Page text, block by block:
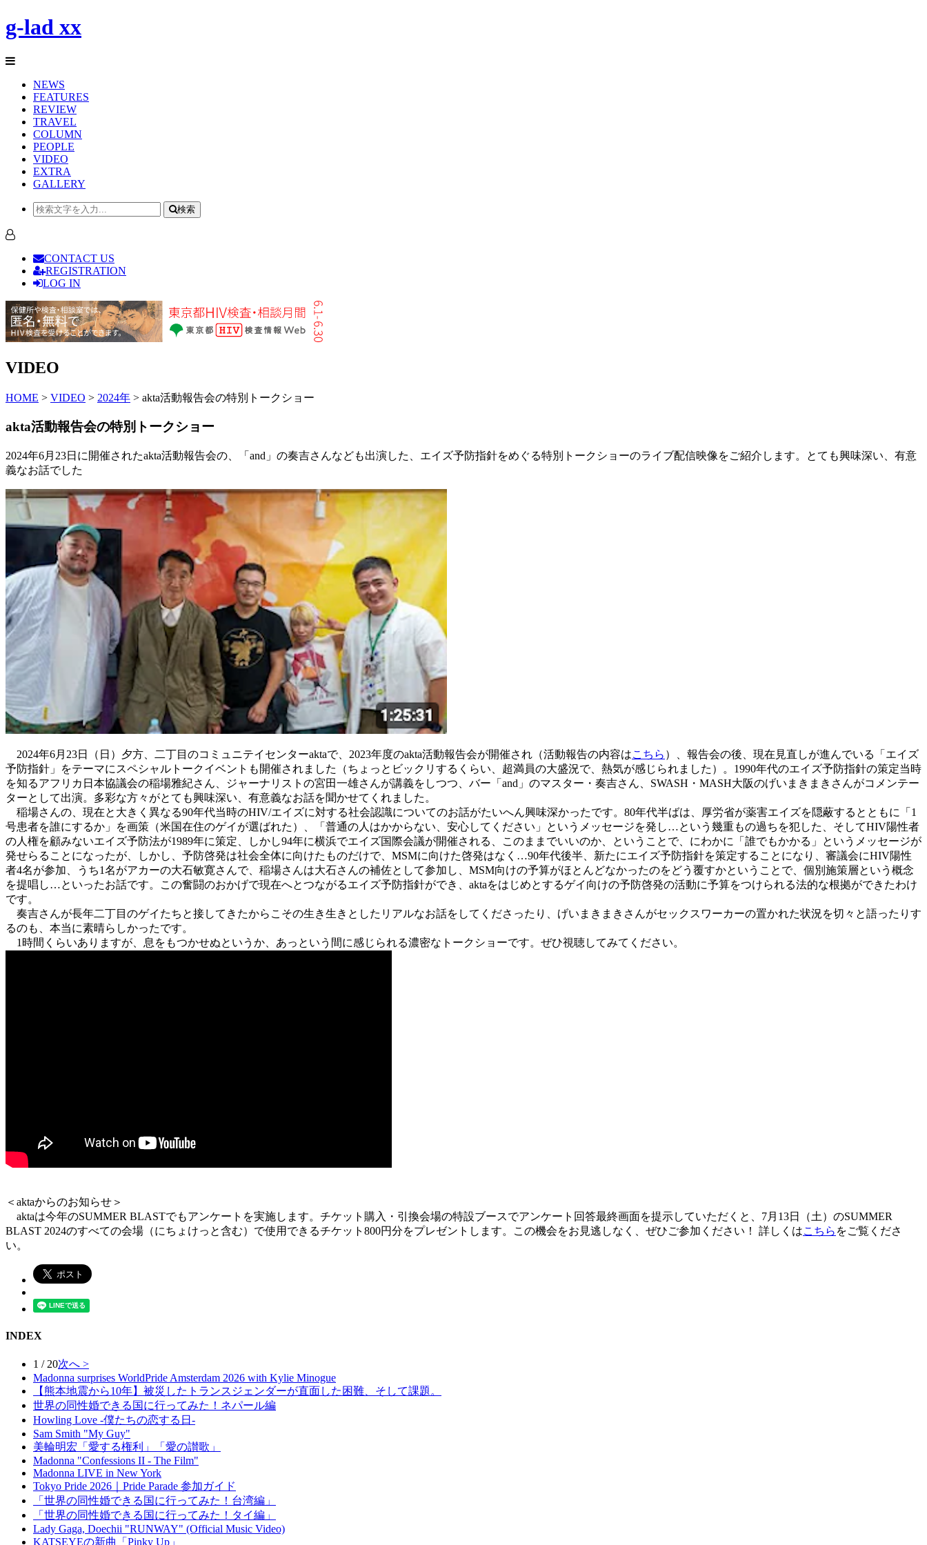
g-lad xx
NEWS
FEATURES
REVIEW
TRAVEL
COLUMN
PEOPLE
VIDEO
EXTRA
GALLERY
検索
CONTACT US
REGISTRATION
LOG IN
VIDEO
HOME > VIDEO > 2024年 > akta活動報告会の特別トークショー
akta活動報告会の特別トークショー
2024年6月23日に開催されたakta活動報告会の、「and」の奏吉さんなども出演した、エイズ予防指針をめぐる特別トークショーのライブ配信映像をご紹介します。とても興味深い、有意
義なお話でした
2024年6月23日（日）夕方、二丁目のコミュニテイセンターaktaで、2023年度のakta活動報告会が開催され（活動報告の内容はこちら ）、報告会の後、現在見直しが進んでいる「エイズ
予防指針」をテーマにスペシャルトークイベントも開催されました（ちょっとビックリするくらい、超満員の大盛況で、熱気が感じられました）。1990年代のエイズ予防指針の策定当時
を知るアフリカ日本協議会の稲場雅紀さん、ジャーナリストの宮田一雄さんが講義をしつつ、バー「and」のマスター・奏吉さん、SWASH・MASH大阪のげいまきまきさんがコメンテー
ターとして出演。多彩な方々がとても興味深い、有意義なお話を聞かせてくれました。
稲場さんの、現在と大きく異なる90年代当時のHIV/エイズに対する社会認識についてのお話がたいへん興味深かったです。80年代半ばは、厚労省が薬害エイズを隠蔽するとともに「1
号患者を誰にするか」を画策（米国在住のゲイが選ばれた）、「普通の人はかからない、安心してください」というメッセージを発し…という幾重もの過ちを犯した、そしてHIV陽性者
の人権を顧みないエイズ予防法が1989年に策定、しかし94年に横浜でエイズ国際会議が開催される、このままでいいのか、ということで、にわかに「誰でもかかる」というメッセージが
発せらることになったが、しかし、予防啓発は社会全体に向けたものだけで、MSMに向けた啓発はなく…90年代後半、新たにエイズ予防指針を策定することになり、審議会にHIV陽性
者4名が参加、うち1名がアカーの大石敏寛さんで、稲場さんは大石さんの補佐として参加し、MSM向けの予算がほとんどなかったのをどう覆すかということで、個別施策層という概念
を提唱し…といったお話です。この奮闘のおかげで現在へとつながるエイズ予防指針ができ、aktaをはじめとするゲイ向けの予防啓発の活動に予算をつけられる法的な根拠ができたわけ
です。
奏吉さんが長年二丁目のゲイたちと接してきたからこその生き生きとしたリアルなお話をしてくださったり、げいまきまきさんがセックスワーカーの置かれた状況を切々と語ったりす
るのも、本当に素晴らしかったです。
1時間くらいありますが、息をもつかせぬというか、あっという間に感じられる濃密なトークショーです。ぜひ視聴してみてください。
＜aktaからのお知らせ＞
aktaは今年のSUMMER BLASTでもアンケートを実施します。チケット購入・引換会場の特設ブースでアンケート回答最終画面を提示していただくと、7月13日（土）のSUMMER
BLAST 2024のすべての会場（にちょけっと含む）で使用できるチケット800円分をプレゼントします。この機会をお見逃しなく、ぜひご参加ください！ 詳しくはこちら をご覧くださ
い。
INDEX
1 / 20次へ >
Madonna surprises WorldPride Amsterdam 2026 with Kylie Minogue
【熊本地震から10年】被災したトランスジェンダーが直面した困難、そして課題。
世界の同性婚できる国に行ってみた！ネパール編
Howling Love -僕たちの恋する日-
Sam Smith "My Guy"
美輪明宏「愛する権利」「愛の讃歌」
Madonna "Confessions II - The Film"
Madonna LIVE in New York
Tokyo Pride 2026｜Pride Parade 参加ガイド
「世界の同性婚できる国に行ってみた！台湾編」
「世界の同性婚できる国に行ってみた！タイ編」
Lady Gaga, Doechii "RUNWAY" (Official Music Video)
KATSEYEの新曲「Pinky Up」